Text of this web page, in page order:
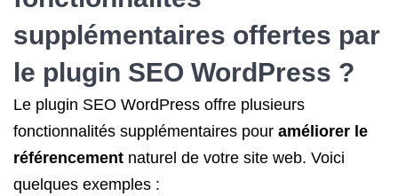
supplémentaires offertes par
le plugin SEO WordPress ?
Le plugin SEO WordPress offre plusieurs
fonctionnalités supplémentaires pour améliorer le
référencement naturel de votre site web. Voici
quelques exemples :